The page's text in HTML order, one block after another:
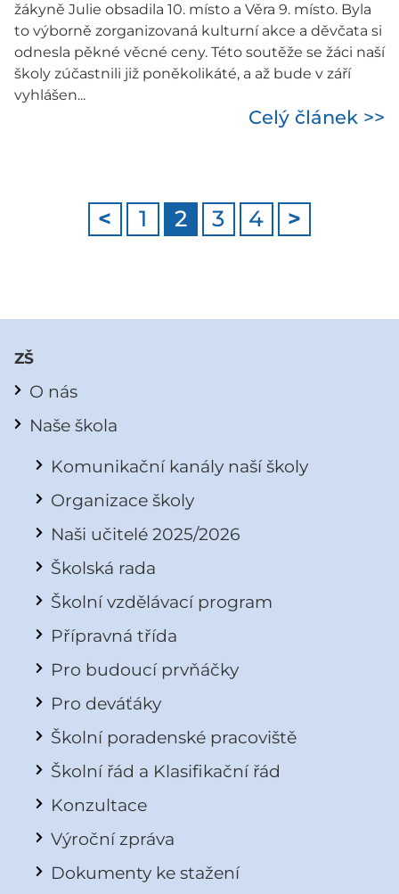
žákyně Julie obsadila 10. místo a Věra 9. místo. Byla
to výborně zorganizovaná kulturní akce a děvčata si
odnesla pěkné věcné ceny. Této soutěže se žáci naší
školy zúčastnili již poněkolikáté, a až bude v září
vyhlášen...
Celý článek >>
< 1 2 3 4 >
ZŠ
O nás
Naše škola
Komunikační kanály naší školy
Organizace školy
Naši učitelé 2025/2026
Školská rada
Školní vzdělávací program
Přípravná třída
Pro budoucí prvňáčky
Pro deváťáky
Školní poradenské pracoviště
Školní řád a Klasifikační řád
Konzultace
Výroční zpráva
Dokumenty ke stažení